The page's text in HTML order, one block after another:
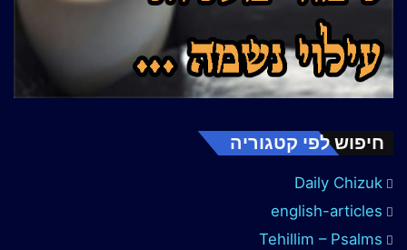
חיפוש לפי קטגוריה
Daily Chizuk
english-articles
Tehillim – Psalms